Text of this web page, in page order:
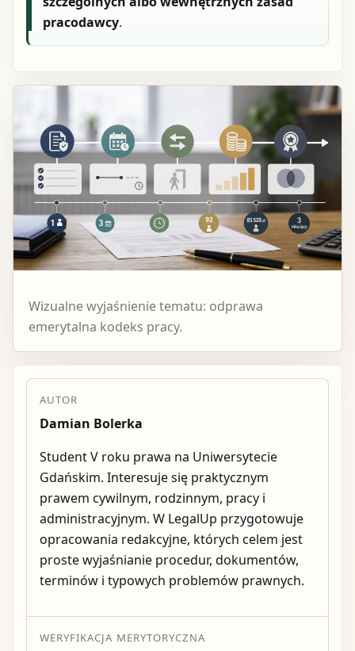
pracodawcy.
Wizualne wyjaśnienie tematu: odprawa
emerytalna kodeks pracy.
AUTOR
Damian Bolerka
Student V roku prawa na Uniwersytecie
Gdańskim. Interesuje się praktycznym
prawem cywilnym, rodzinnym, pracy i
administracyjnym. W LegalUp przygotowuje
opracowania redakcyjne, których celem jest
proste wyjaśnianie procedur, dokumentów,
terminów i typowych problemów prawnych.
WERYFIKACJA MERYTORYCZNA